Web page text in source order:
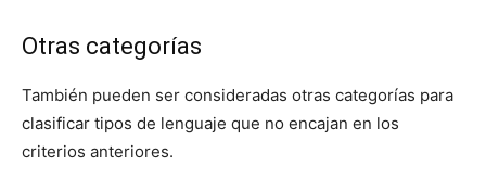
Otras categorías
También pueden ser consideradas otras categorías para
clasificar tipos de lenguaje que no encajan en los
criterios anteriores.